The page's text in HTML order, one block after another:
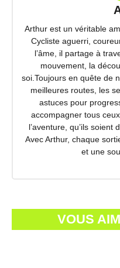
Arthur est un véritable
Cycliste aguerri,
l’âme, il partage à
mouvement, la
soi.Toujours en quête de
meilleures routes, les
astuces pour
accompagner tous
l’aventure, qu’ils soient
Avec Arthur, chaque
et une
VOUS